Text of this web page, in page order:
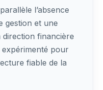
l’absence
gestion et une
direction financière
expérimenté pour
fiable de la